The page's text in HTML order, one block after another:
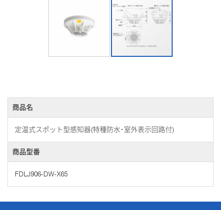
商品名
定温式スポット型感知器(特種防水･室外表示回路付)
商品型番
FDLJ906-DW-X65